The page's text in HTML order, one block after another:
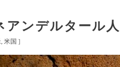
アンデルタール
米国 ]